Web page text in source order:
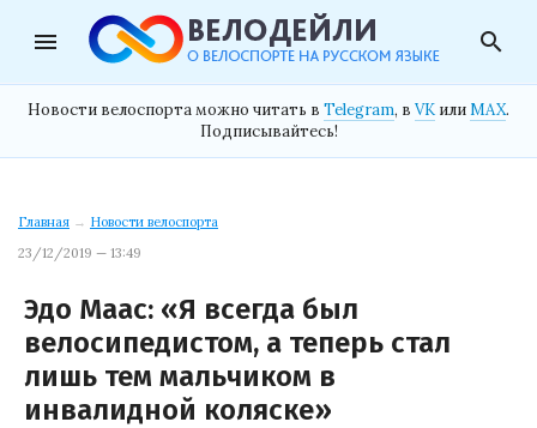
menu search
Новости велоспорта можно читать в Telegram, в VK илиMAX.
Подписывайтесь!
Главная → Новости велоспорта
23/12/2019 — 13:49
Эдо Маас: «Я всегда был
велосипедистом, а теперь стал
лишь тем мальчиком в
инвалидной коляске»